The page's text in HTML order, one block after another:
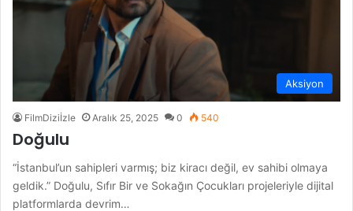
Aksiyon
FilmDiziİzle Aralık 25, 2025 0 540
Doğulu
“İstanbul’un sahipleri varmış; biz kiracı değil, ev sahibi olmaya
geldik.” Doğulu, Sıfır Bir ve Sokağın Çocukları projeleriyle dijital
platformlarda devrim…